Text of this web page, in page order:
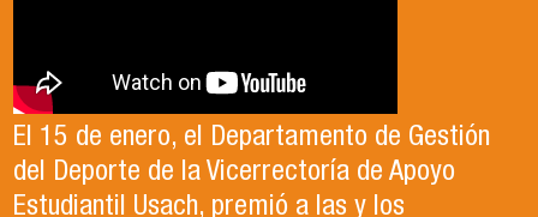
El 15 de enero, el Departamento de Gestión
del Deporte de la Vicerrectoría de Apoyo
Estudiantil Usach, premió a las y los
En este segundo capítulo conoceremos el
Proyecto Ludo Inclusión, liderado por el
profesor Claudio Farías y estudiantes de
Te invitamos a revisar el video de nuestro